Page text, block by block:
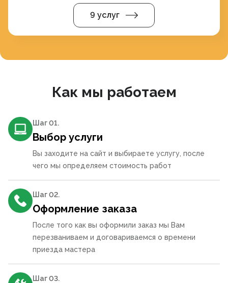
9 услуг
Как мы работаем
Шаг 01.
Выбор услуги
Вы заходите на сайт и выбираете услугу, после
чего мы определяем стоимость работ
Шаг 02.
Оформление заказа
После того как вы оформили заказ мы Вам
перезваниваем и договариваемся о времени
приезда мастера
Шаг 03.